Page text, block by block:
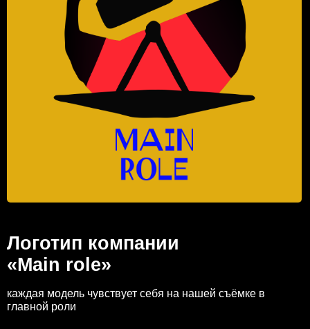
Логотип компании
«Main role»
каждая модель чувствует себя на нашей съёмке в
главной роли